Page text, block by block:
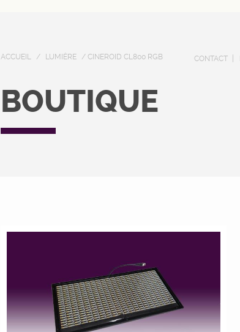
ACCUEIL / LUMIÈRE / CINEROID CL800 RGB CONTACT
BOUTIQUE